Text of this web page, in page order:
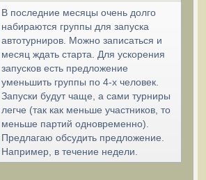
В последние месяцы очень долго
набираются группы для запуска
автотурниров. Можно записаться и
месяц ждать старта. Для ускорения
запусков есть предложение
уменьшить группы по 4-х человек.
Запуски будут чаще, а сами турниры
легче (так как меньше участников, то
меньше партий одновременно).
Предлагаю обсудить предложение.
Например, в течение недели.